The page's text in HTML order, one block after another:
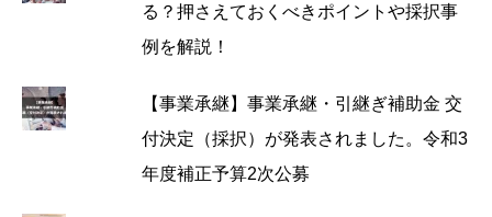
る？押さえておくべきポイントや採択事
例を解説！
【事業承継】事業承継・引継ぎ補助金 交
付決定（採択）が発表されました。令和3
年度補正予算2次公募